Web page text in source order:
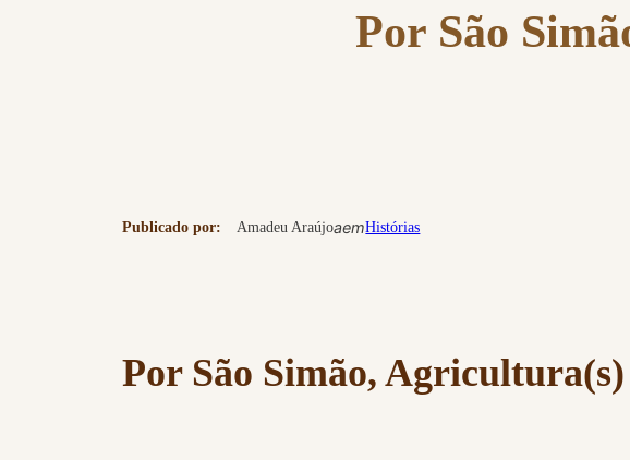
Por São
Publicado por: Amadeu AraújoaemHistórias
Por São Simão,